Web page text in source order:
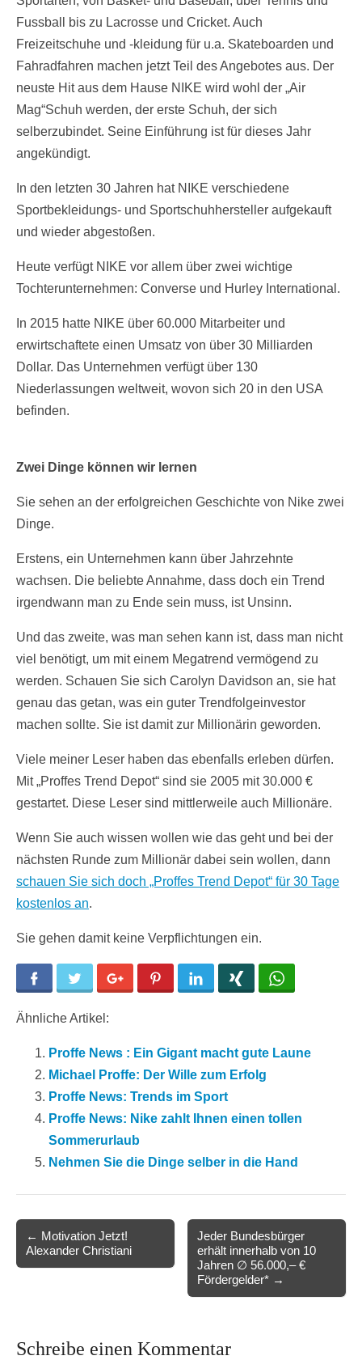
Fussball bis zu Lacrosse und Cricket. Auch
Freizeitschuhe und -kleidung für u.a. Skateboarden und
Fahradfahren machen jetzt Teil des Angebotes aus. Der
neuste Hit aus dem Hause NIKE wird wohl der „Air
Mag“Schuh werden, der erste Schuh, der sich
selberzubindet. Seine Einführung ist für dieses Jahr
angekündigt.
In den letzten 30 Jahren hat NIKE verschiedene
Sportbekleidungs- und Sportschuhhersteller aufgekauft
und wieder abgestoßen.
Heute verfügt NIKE vor allem über zwei wichtige
Tochterunternehmen: Converse und Hurley International.
In 2015 hatte NIKE über 60.000 Mitarbeiter und
erwirtschaftete einen Umsatz von über 30 Milliarden
Dollar. Das Unternehmen verfügt über 130
Niederlassungen weltweit, wovon sich 20 in den USA
befinden.
Zwei Dinge können wir lernen
Sie sehen an der erfolgreichen Geschichte von Nike zwei
Dinge.
Erstens, ein Unternehmen kann über Jahrzehnte
wachsen. Die beliebte Annahme, dass doch ein Trend
irgendwann man zu Ende sein muss, ist Unsinn.
Und das zweite, was man sehen kann ist, dass man nicht
viel benötigt, um mit einem Megatrend vermögend zu
werden. Schauen Sie sich Carolyn Davidson an, sie hat
genau das getan, was ein guter Trendfolgeinvestor
machen sollte. Sie ist damit zur Millionärin geworden.
Viele meiner Leser haben das ebenfalls erleben dürfen.
Mit „Proffes Trend Depot“ sind sie 2005 mit 30.000 €
gestartet. Diese Leser sind mittlerweile auch Millionäre.
Wenn Sie auch wissen wollen wie das geht und bei der
nächsten Runde zum Millionär dabei sein wollen, dann
schauen Sie sich doch „Proffes Trend Depot“ für 30 Tage
kostenlos an.
Sie gehen damit keine Verpflichtungen ein.
Facebook Twitter Google+ Pinterest LinkedIn
Ähnliche Artikel:
Proffe News : Ein Gigant macht gute Laune
Michael Proffe: Der Wille zum Erfolg
Proffe News: Trends im Sport
Proffe News: Nike zahlt Ihnen einen tollen
Sommerurlaub
Nehmen Sie die Dinge selber in die Hand
navigation
← Motivation Jetzt!
Alexander Christiani
Jeder Bundesbürger
erhält innerhalb von 10
Jahren ∅ 56.000,– €
Fördergelder* →
Schreibe einen Kommentar